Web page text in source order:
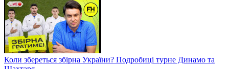
Коли збереться збірна України? Подробиці турне Динамо та